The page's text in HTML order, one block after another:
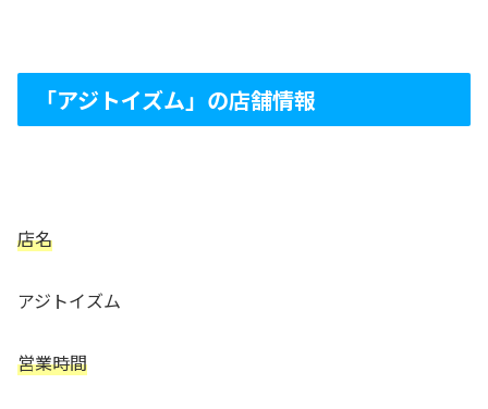
「アジトイズム」の店舗情報
店名
アジトイズム
営業時間